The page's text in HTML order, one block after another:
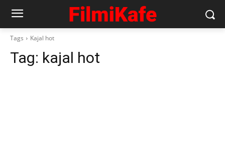
Tags Kajal hot
Tag: kajal hot